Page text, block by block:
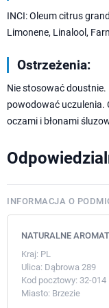
INCI: Oleum citrus
Limonene, Linalool,
Ostrzeżenia:
Nie stosować doustnie.
powodować uczulenia.
oczami i błonami
INFORMACJA O
NATURALNE
Kraj: PL
Ulica: Dąbrowa 289
Kod pocztowy: 32-014
Miasto: Brzezie